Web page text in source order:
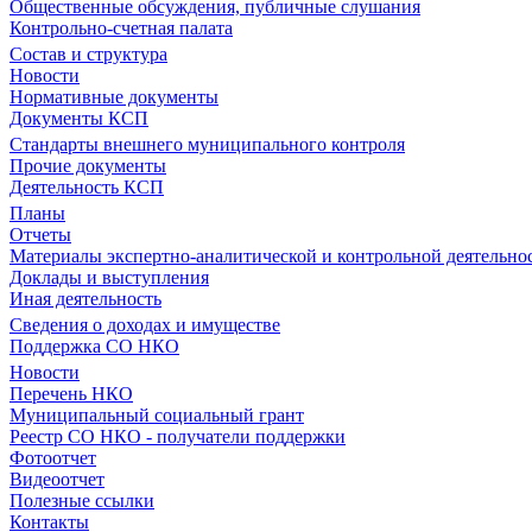
Общественные обсуждения, публичные слушания
Контрольно-счетная палата
Состав и структура
Новости
Нормативные документы
Документы КСП
Стандарты внешнего муниципального контроля
Прочие документы
Деятельность КСП
Планы
Отчеты
Материалы экспертно-аналитической и контрольной
Доклады и выступления
Иная деятельность
Сведения о доходах и имуществе
Поддержка СО НКО
Новости
Перечень НКО
Муниципальный социальный грант
Реестр СО НКО - получатели поддержки
Фотоотчет
Видеоотчет
Полезные ссылки
Контакты